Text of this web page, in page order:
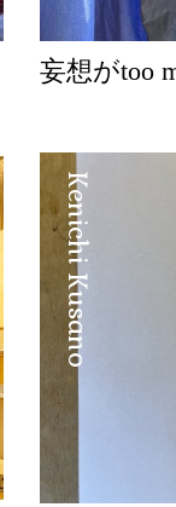
妄想がtoo
Kenichi Kusano